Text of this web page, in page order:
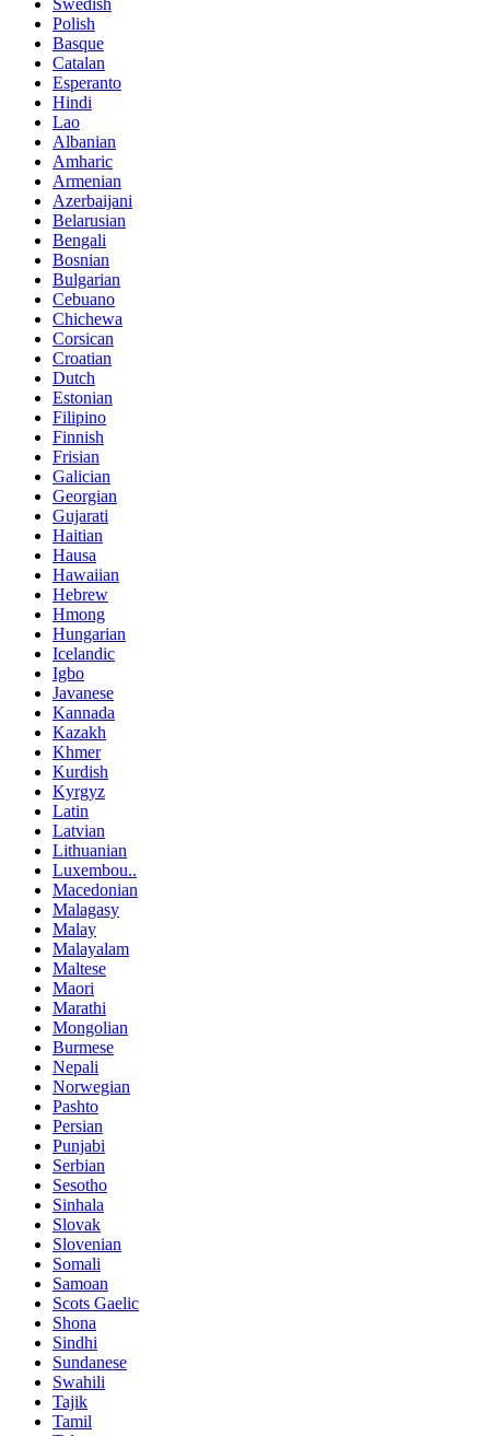
Swedish
Polish
Basque
Catalan
Esperanto
Hindi
Lao
Albanian
Amharic
Armenian
Azerbaijani
Belarusian
Bengali
Bosnian
Bulgarian
Cebuano
Chichewa
Corsican
Croatian
Dutch
Estonian
Filipino
Finnish
Frisian
Galician
Georgian
Gujarati
Haitian
Hausa
Hawaiian
Hebrew
Hmong
Hungarian
Icelandic
Igbo
Javanese
Kannada
Kazakh
Khmer
Kurdish
Kyrgyz
Latin
Latvian
Lithuanian
Luxembou..
Macedonian
Malagasy
Malay
Malayalam
Maltese
Maori
Marathi
Mongolian
Burmese
Nepali
Norwegian
Pashto
Persian
Punjabi
Serbian
Sesotho
Sinhala
Slovak
Slovenian
Somali
Samoan
Scots Gaelic
Shona
Sindhi
Sundanese
Swahili
Tajik
Tamil